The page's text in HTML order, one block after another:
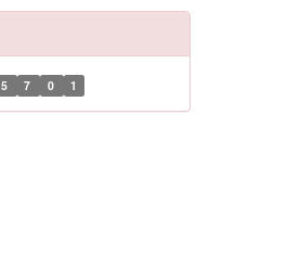
5 7 0 1